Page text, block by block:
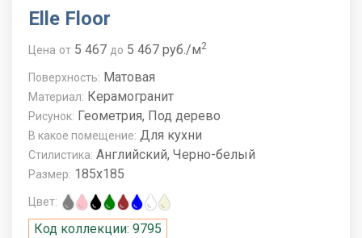
Elle Floor
Цена от 5 467 до 5 467 руб./м2
Поверхность: Матовая
Материал: Керамогранит
Рисунок: Геометрия, Под дерево
В какое помещение: Для кухни
Стилистика: Английский, Черно-белый
Размер: 185x185
Цвет:
Код коллекции: 9795